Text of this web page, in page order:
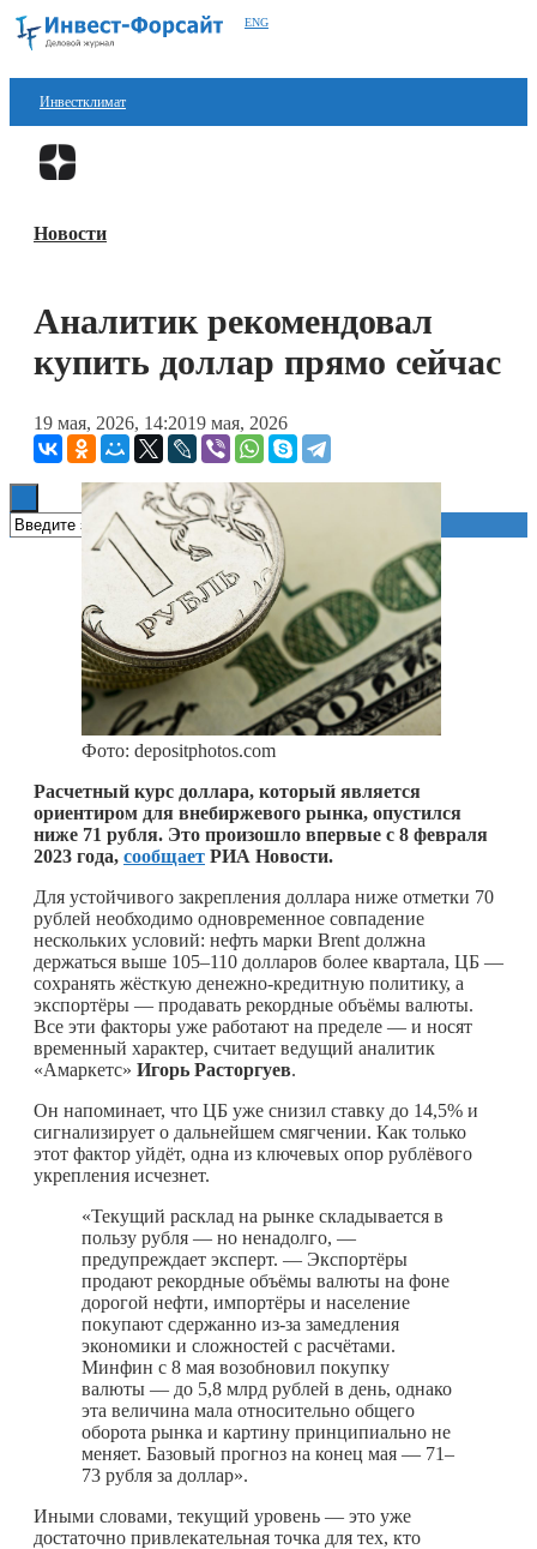
ENG
Инвестклимат
Финансы
Блокчейн
Книги
Новости
Аналитик рекомендовал
купить доллар прямо сейчас
19 мая, 2026, 14:2019 мая, 2026
Фото: depositphotos.com
Расчетный курс доллара, который является
ориентиром для внебиржевого рынка, опустился
ниже 71 рубля. Это произошло впервые с 8 февраля
2023 года, сообщает РИА Новости.
Для устойчивого закрепления доллара ниже отметки 70
рублей необходимо одновременное совпадение
нескольких условий: нефть марки Brent должна
держаться выше 105–110 долларов более квартала, ЦБ —
сохранять жёсткую денежно-кредитную политику, а
экспортёры — продавать рекордные объёмы валюты.
Все эти факторы уже работают на пределе — и носят
временный характер, считает ведущий аналитик
«Амаркетс» Игорь Расторгуев.
Он напоминает, что ЦБ уже снизил ставку до 14,5% и
сигнализирует о дальнейшем смягчении. Как только
этот фактор уйдёт, одна из ключевых опор рублёвого
укрепления исчезнет.
«Текущий расклад на рынке складывается в
пользу рубля — но ненадолго, —
предупреждает эксперт. — Экспортёры
продают рекордные объёмы валюты на фоне
дорогой нефти, импортёры и население
покупают сдержанно из-за замедления
экономики и сложностей с расчётами.
Минфин с 8 мая возобновил покупку
валюты — до 5,8 млрд рублей в день, однако
эта величина мала относительно общего
оборота рынка и картину принципиально не
меняет. Базовый прогноз на конец мая — 71–
73 рубля за доллар».
Иными словами, текущий уровень — это уже
достаточно привлекательная точка для тех, кто